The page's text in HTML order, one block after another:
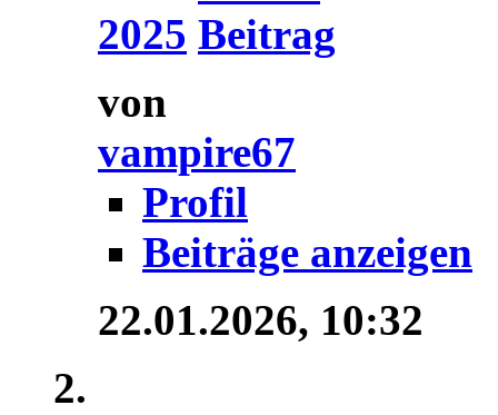
2025
von
vampire67
Profil
Beiträge anzeigen
22.01.2026, 10:32